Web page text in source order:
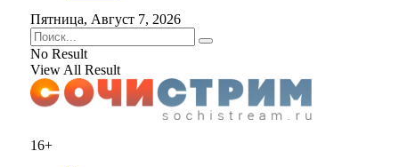
Пятница, Август 7, 2026
No Result
View All Result
16+